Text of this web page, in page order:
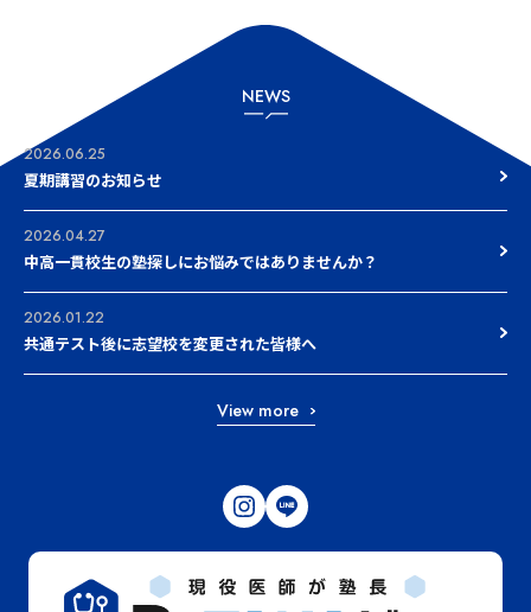
NEWS
2026.06.25
夏期講習のお知らせ
2026.04.27
中高一貫校生の塾探しにお悩みではありませんか？
2026.01.22
共通テスト後に志望校を変更された皆様へ
View more